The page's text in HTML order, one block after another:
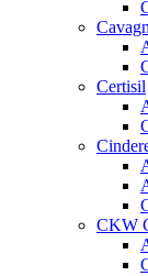
Certisil
CKW